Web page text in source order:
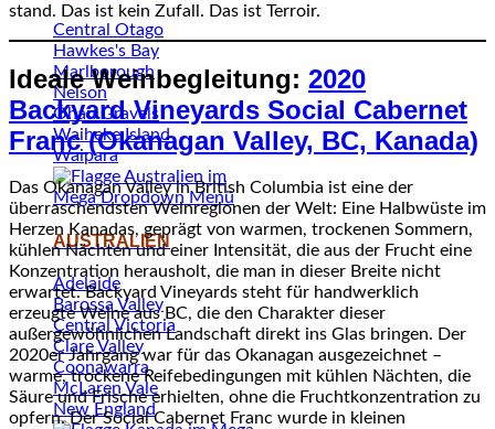
Central Otago
Hawkes's Bay
Marlborough
Nelson
Ōhau Gravels
Waiheke Island
Waipara
AUSTRALIEN
Adelaide
Barossa Valley
Central Victoria
Clare Valley
Coonawarra
McLaren Vale
New England
stand. Das ist kein Zufall. Das ist Terroir.
Ideale Weinbegleitung: 2020
Backyard Vineyards Social Cabernet
Franc (Okanagan Valley, BC, Kanada)
Das Okanagan Valley in British Columbia ist eine der
überraschendsten Weinregionen der Welt: Eine Halbwüste im
Herzen Kanadas, geprägt von warmen, trockenen Sommern,
kühlen Nächten und einer Intensität, die aus der Frucht eine
Konzentration herausholt, die man in dieser Breite nicht
erwartet. Backyard Vineyards steht für handwerklich
erzeugte Weine aus BC, die den Charakter dieser
außergewöhnlichen Landschaft direkt ins Glas bringen. Der
2020er Jahrgang war für das Okanagan ausgezeichnet –
warme, trockene Reifebedingungen mit kühlen Nächten, die
Säure und Frische erhielten, ohne die Fruchtkonzentration zu
opfern. Der Social Cabernet Franc wurde in kleinen